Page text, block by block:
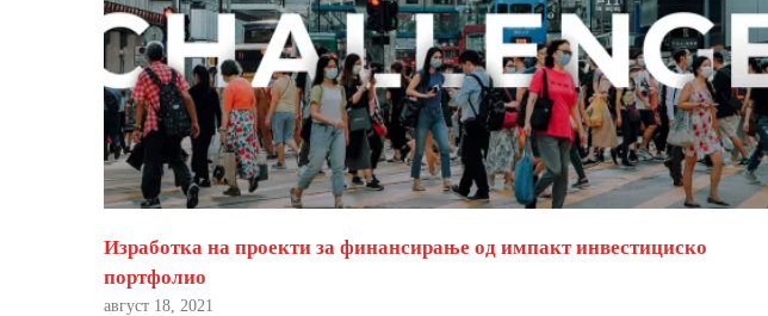
Изработка на проекти за финансирање од импакт инвестициско
портфолио
август 18, 2021